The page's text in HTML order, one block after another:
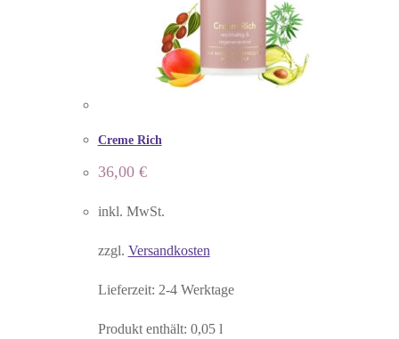
Creme Rich
36,00 €
inkl. MwSt.
zzgl. Versandkosten
Lieferzeit: 2-4 Werktage
Produkt enthält: 0,05 l